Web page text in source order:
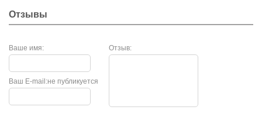
Отзывы
Ваше имя: Отзыв:
не публикуется
Ваш E-mail: